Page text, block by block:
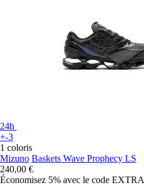
24h
+-3
1 coloris
Mizuno Baskets Wave Prophecy LS
240,00 €
Économisez 5% avec le code EXTRA